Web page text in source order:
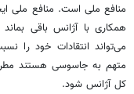
منافع ملی است. منافع ملی
همکاری با آژانس باقی
می‌تواند انتقادات خود را
متهم به جاسوسی هستند
کل آژانس شود.